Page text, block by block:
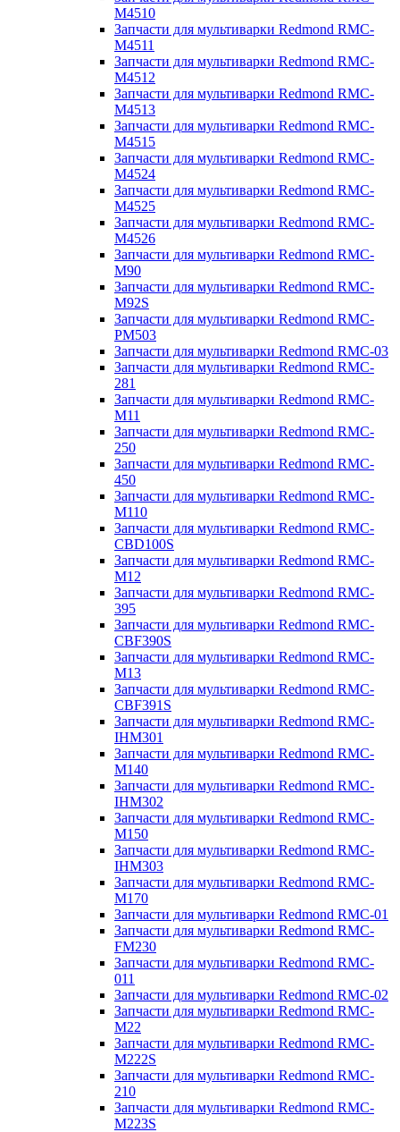
M4510
Запчасти для мультиварки Redmond RMC-
M4511
Запчасти для мультиварки Redmond RMC-
M4512
Запчасти для мультиварки Redmond RMC-
M4513
Запчасти для мультиварки Redmond RMC-
M4515
Запчасти для мультиварки Redmond RMC-
M4524
Запчасти для мультиварки Redmond RMC-
M4525
Запчасти для мультиварки Redmond RMC-
M4526
Запчасти для мультиварки Redmond RMC-
M90
Запчасти для мультиварки Redmond RMC-
M92S
Запчасти для мультиварки Redmond RMC-
PM503
Запчасти для мультиварки Redmond RMC-03
Запчасти для мультиварки Redmond RMC-
281
Запчасти для мультиварки Redmond RMC-
M11
Запчасти для мультиварки Redmond RMC-
250
Запчасти для мультиварки Redmond RMC-
450
Запчасти для мультиварки Redmond RMC-
M110
Запчасти для мультиварки Redmond RMC-
CBD100S
Запчасти для мультиварки Redmond RMC-
M12
Запчасти для мультиварки Redmond RMC-
395
Запчасти для мультиварки Redmond RMC-
CBF390S
Запчасти для мультиварки Redmond RMC-
M13
Запчасти для мультиварки Redmond RMC-
CBF391S
Запчасти для мультиварки Redmond RMC-
IHM301
Запчасти для мультиварки Redmond RMC-
M140
Запчасти для мультиварки Redmond RMC-
IHM302
Запчасти для мультиварки Redmond RMC-
M150
Запчасти для мультиварки Redmond RMC-
IHM303
Запчасти для мультиварки Redmond RMC-
M170
Запчасти для мультиварки Redmond RMC-01
Запчасти для мультиварки Redmond RMC-
FM230
Запчасти для мультиварки Redmond RMC-
011
Запчасти для мультиварки Redmond RMC-02
Запчасти для мультиварки Redmond RMC-
M22
Запчасти для мультиварки Redmond RMC-
M222S
Запчасти для мультиварки Redmond RMC-
210
Запчасти для мультиварки Redmond RMC-
M223S